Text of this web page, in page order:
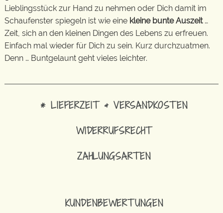
Lieblingsstück zur Hand zu nehmen oder Dich damit im
Schaufenster spiegeln ist wie eine kleine bunte Auszeit…
Zeit, sich an den kleinen Dingen des Lebens zu erfreuen.
Einfach mal wieder für Dich zu sein. Kurz durchzuatmen.
Denn … Buntgelaunt geht vieles leichter.
* LIEFERZEIT & VERSANDKOSTEN
WIDERRUFSRECHT
ZAHLUNGSARTEN
KUNDENBEWERTUNGEN